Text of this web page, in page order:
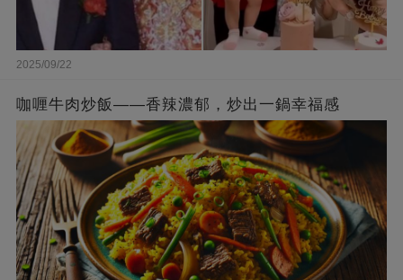
2025/09/22
咖喱牛肉炒飯——香辣濃郁，炒出一鍋幸福感